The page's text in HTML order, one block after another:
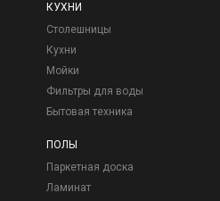
КУХНИ
Столешницы
Кухни
Мойки
Фильтры для воды
Бытовая техника
ПОЛЫ
Паркетная доска
Ламинат